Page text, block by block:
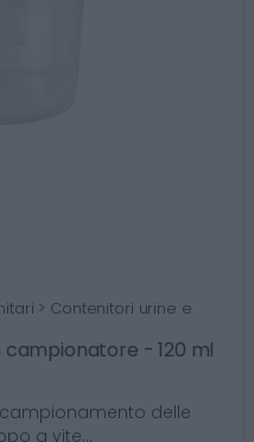
> Contenitori urine e
- 120 ml
delle
a vite...